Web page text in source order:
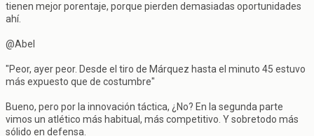
tienen mejor porentaje, porque pierden demasiadas oportunidades
ahí.
@Abel
"Peor, ayer peor. Desde el tiro de Márquez hasta el minuto 45 estuvo
más expuesto que de costumbre"
Bueno, pero por la innovación táctica, ¿No? En la segunda parte
vimos un atlético más habitual, más competitivo. Y sobretodo más
sólido en defensa.